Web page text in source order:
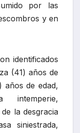
por las
y en
identificados
(41) años de
años de edad,
la desgracia
siniestrada,